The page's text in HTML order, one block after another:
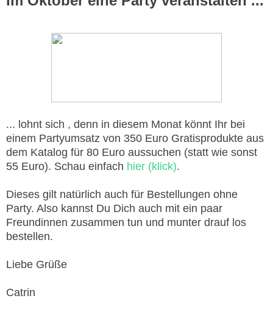
... lohnt sich , denn in diesem Monat könnt Ihr bei
einem Partyumsatz von 350 Euro Gratisprodukte aus
dem Katalog für 80 Euro aussuchen (statt wie sonst
55 Euro). Schau einfach hier (klick).
Dieses gilt natürlich auch für Bestellungen ohne
Party. Also kannst Du Dich auch mit ein paar
Freundinnen zusammen tun und munter drauf los
bestellen.
Liebe Grüße
Catrin